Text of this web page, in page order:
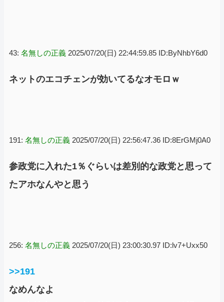
43: 名無しの正義 2025/07/20(日) 22:44:59.85 ID:ByNhbY6d0
ネットのエコチェンが効いてるなオモロｗ
191: 名無しの正義 2025/07/20(日) 22:56:47.36 ID:8ErGMj0A0
参政党に入れた1％ぐらいは差別的な政党と思って
たアホなんやと思う
256: 名無しの正義 2025/07/20(日) 23:00:30.97 ID:lv7+Uxx50
>>191
なめんなよ